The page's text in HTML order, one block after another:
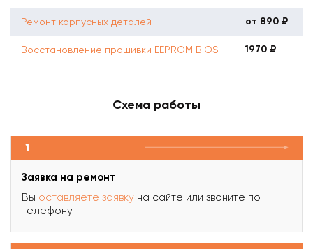
Ремонт корпусных деталей от 890 ₽
Восстановление прошивки EEPROM BIOS 1970 ₽
Схема работы
1
Заявка на ремонт
Вы оставляете заявку на сайте или звоните по
телефону.